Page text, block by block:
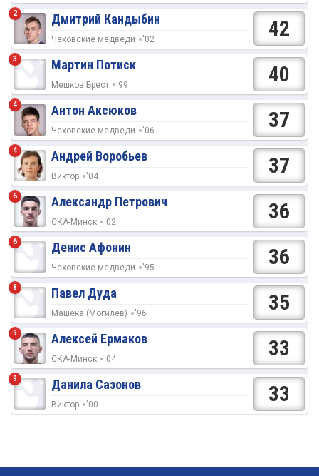
2 Дмитрий Кандыбин
Чеховские медведи '02 42
3 Мартин Потиск
Мешков Брест '99 40
4 Антон Аксюков
Чеховские медведи '06 37
4 Андрей Воробьев
Виктор '04 37
6 Александр Петрович
СКА-Минск '02 36
6 Денис Афонин
Чеховские медведи '95 36
8 Павел Дуда
Машека (Могилев) '96 35
9 Алексей Ермаков
СКА-Минск '04 33
9 Данила Сазонов
Виктор '00 33